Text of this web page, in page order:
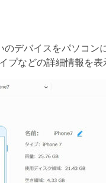
デバイスをパソコン
プなどの詳細情報を表